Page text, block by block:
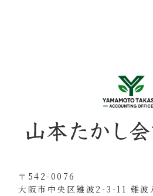
〒542-0076
大阪市中央区難波2-3-11 難